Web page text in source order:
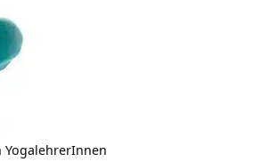
YogalehrerInnen